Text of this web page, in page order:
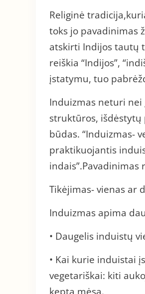
Religinė
toks jo pavadinimas
atskirti Indijos tautų
reiškia “Indijos”,
įstatymu, tuo
Induizmas neturi nei
struktūros, išdėstytų
būdas. “Induizmas-
praktikuojantis
Tikėjimas- vienas ar
Induizmas apima
• Daugelis induistų
• Kai kurie induistai
vegetariškai: kiti
kepta mėsa.